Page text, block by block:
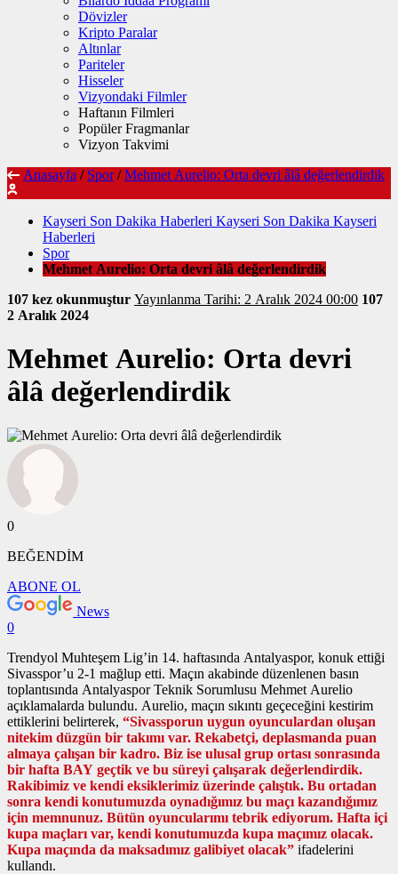
Dövizler
Kripto Paralar
Altınlar
Pariteler
Hisseler
Vizyondaki Filmler
Haftanın Filmleri
Popüler Fragmanlar
Vizyon Takvimi
Anasayfa / Spor / Mehmet Aurelio: Orta devri âlâ değerlendirdik
Kayseri Son Dakika Haberleri Kayseri Son Dakika Kayseri
Haberleri
Spor
Mehmet Aurelio: Orta devri âlâ değerlendirdik
107 kez okunmuştur
Yayınlanma Tarihi: 2 Aralık 2024 00:00 107
2 Aralık 2024
Mehmet Aurelio: Orta devri
âlâ değerlendirdik
0
BEĞENDİM
ABONE OL
News
0
Trendyol Muhteşem Lig’in 14. haftasında Antalyaspor, konuk ettiği
Sivasspor’u 2-1 mağlup etti. Maçın akabinde düzenlenen basın
toplantısında Antalyaspor Teknik Sorumlusu Mehmet Aurelio
açıklamalarda bulundu. Aurelio, maçın sıkıntı geçeceğini kestirim
ettiklerini belirterek, “Sivassporun uygun oyunculardan oluşan
nitekim düzgün bir takımı var. Rekabetçi, deplasmanda puan
almaya çalışan bir kadro. Biz ise ulusal grup ortası sonrasında
bir hafta BAY geçtik ve bu süreyi çalışarak değerlendirdik.
Rakibimiz ve kendi eksiklerimiz üzerinde çalıştık. Bu ortadan
sonra kendi konutumuzda oynadığımız bu maçı kazandığımız
için memnunuz. Bütün oyuncularımı tebrik ediyorum. Hafta içi
kupa maçları var, kendi konutumuzda kupa maçımız olacak.
Kupa maçında da maksadımız galibiyet olacak” ifadelerini
kullandı.